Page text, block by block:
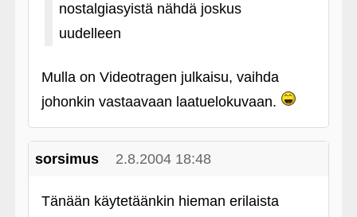
nostalgiasyistä nähdä joskus
uudelleen
Mulla on Videotragen julkaisu, vaihda
johonkin vastaavaan laatuelokuvaan.
sorsimus 2.8.2004 18:48
Tänään käytetäänkin hieman erilaista